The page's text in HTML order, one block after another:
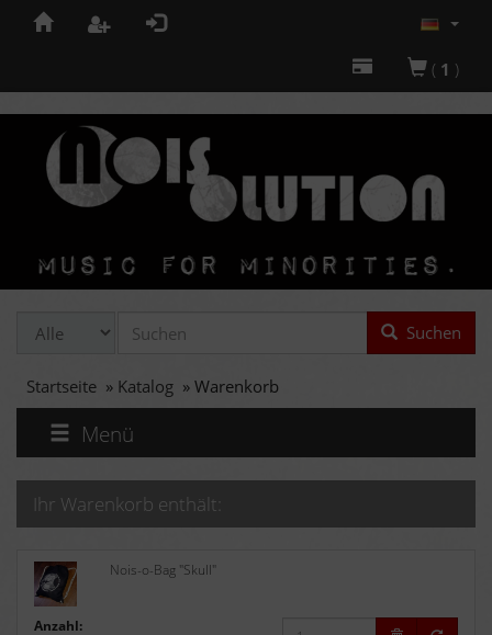
( 1 )
Suchen
Startseite » Katalog » Warenkorb
Menü
Ihr Warenkorb enthält:
Nois-o-Bag "Skull"
Anzahl: